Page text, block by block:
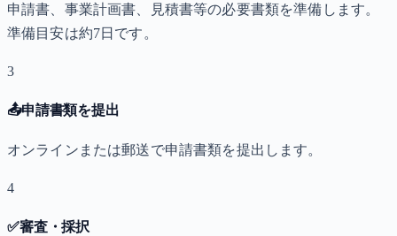
申請書、事業計画書、見積書等の必要書類を準備します。
準備目安は約7日です。
3
📤申請書類を提出
オンラインまたは郵送で申請書類を提出します。
4
✅審査・採択